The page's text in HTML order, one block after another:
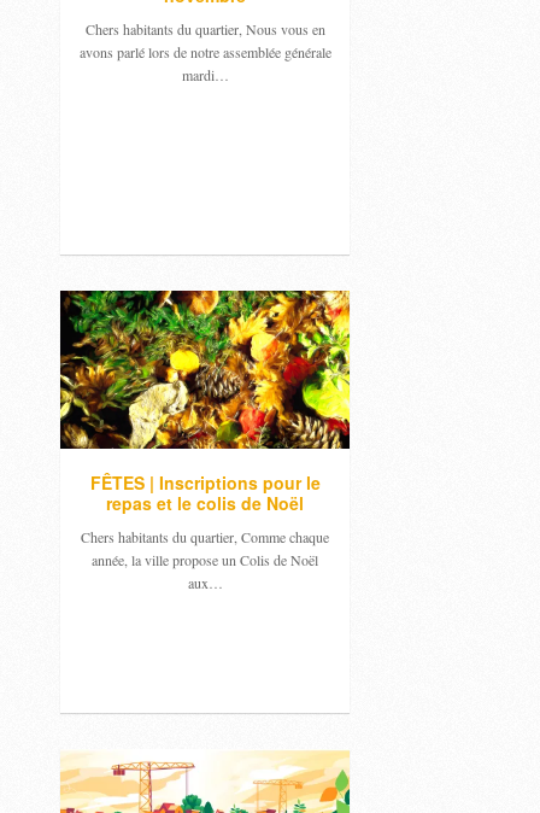
Chers habitants du quartier, Nous vous en
avons parlé lors de notre assemblée générale
mardi…
FÊTES | Inscriptions pour le
repas et le colis de Noël
Chers habitants du quartier, Comme chaque
année, la ville propose un Colis de Noël
aux…